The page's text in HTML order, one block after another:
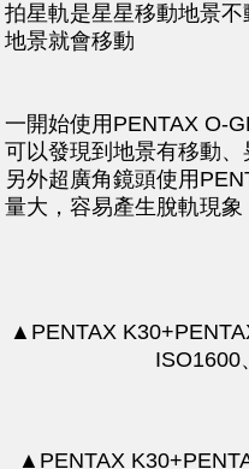
拍星軌是星星移動地景不
地景就會移動
一開始使用PENTAX O-
可以發現到地景有移動、
另外超廣角鏡頭使用
量大，容易產生脫軌現象
▲PENTAX
ISO1600
▲PENTAX